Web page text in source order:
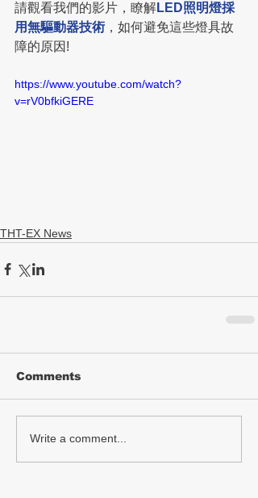
請觀看我們的影片，瞭解LED照明燈採
用無驅動器技術 ，如何避免這些燈具故
障的原因!
https://www.youtube.com/watch?
v=rV0bfkiGERE
THT-EX News
Comments
Write a comment...